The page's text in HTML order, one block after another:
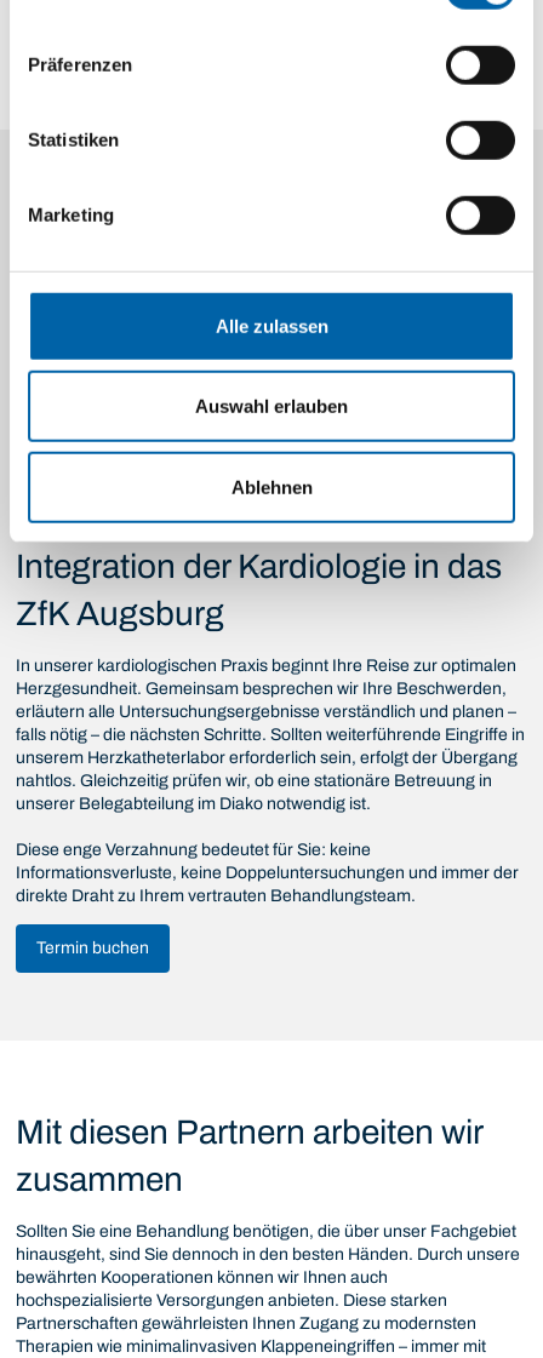
Präferenzen
Statistiken
Marketing
Alle zulassen
Auswahl erlauben
Ablehnen
Integration der Kardiologie in das
ZfK Augsburg
In unserer kardiologischen Praxis beginnt Ihre Reise zur optimalen
Herzgesundheit. Gemeinsam besprechen wir Ihre Beschwerden,
erläutern alle Untersuchungsergebnisse verständlich und planen –
falls nötig – die nächsten Schritte. Sollten weiterführende Eingriffe in
unserem Herzkatheterlabor erforderlich sein, erfolgt der Übergang
nahtlos. Gleichzeitig prüfen wir, ob eine stationäre Betreuung in
unserer Belegabteilung im Diako notwendig ist.
Diese enge Verzahnung bedeutet für Sie: keine
Informationsverluste, keine Doppeluntersuchungen und immer der
direkte Draht zu Ihrem vertrauten Behandlungsteam.
Termin buchen
Mit diesen Partnern arbeiten wir
zusammen
Sollten Sie eine Behandlung benötigen, die über unser Fachgebiet
hinausgeht, sind Sie dennoch in den besten Händen. Durch unsere
bewährten Kooperationen können wir Ihnen auch
hochspezialisierte Versorgungen anbieten. Diese starken
Partnerschaften gewährleisten Ihnen Zugang zu modernsten
Therapien wie minimalinvasiven Klappeneingriffen – immer mit